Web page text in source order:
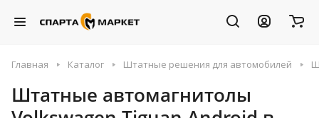
Главная Каталог Штатные решения для автомобилей
Штатные автомагнитолы